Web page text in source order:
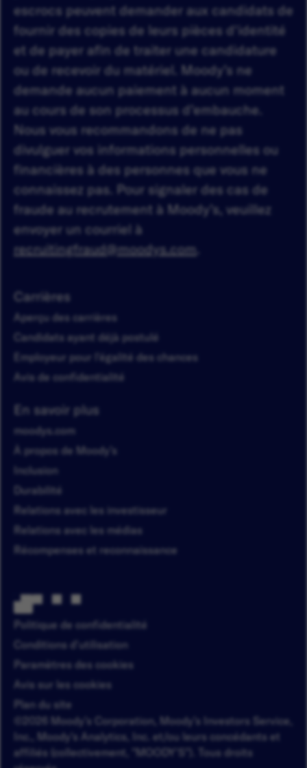
escrocs peuvent demander aux candidats de
fournir des copies de leurs pièces d'identité
et de payer afin de traiter une candidature
ou de recevoir du matériel. Moody’s ne
demande aucun paiement à aucun moment
au cours de son processus d’embauche.
Nous vous recommandons de ne pas
divulguer vos informations personnelles ou
financières à des personnes que vous ne
connaissez pas. Pour signaler des cas de
fraude au recrutement à Moody’s, veuillez
envoyer un courriel à
recruitingfraud@moodys.com
Carrières
Aperçu des carrières
Candidats ayant déjà postulé
Employeur pour l'égalité des chances
Avis de confidentialité
En savoir plus
moodys.com
À propos de Moody’s
Inclusion
Durabilité
Relations avec les investisseur
Relations avec les médias
Récompenses et reconnaissance
Politique de confidentialité
Conditions d'utilisation
Paramètres des cookies
Avis sur les cookies
Plan du site
©2026 Moody’s Corporation, Moody’s Investors Service,
Inc., Moody's Analytics, Inc. et/ou leurs concédants et
affiliés (collectivement, "MOODY'S"). Tous droits